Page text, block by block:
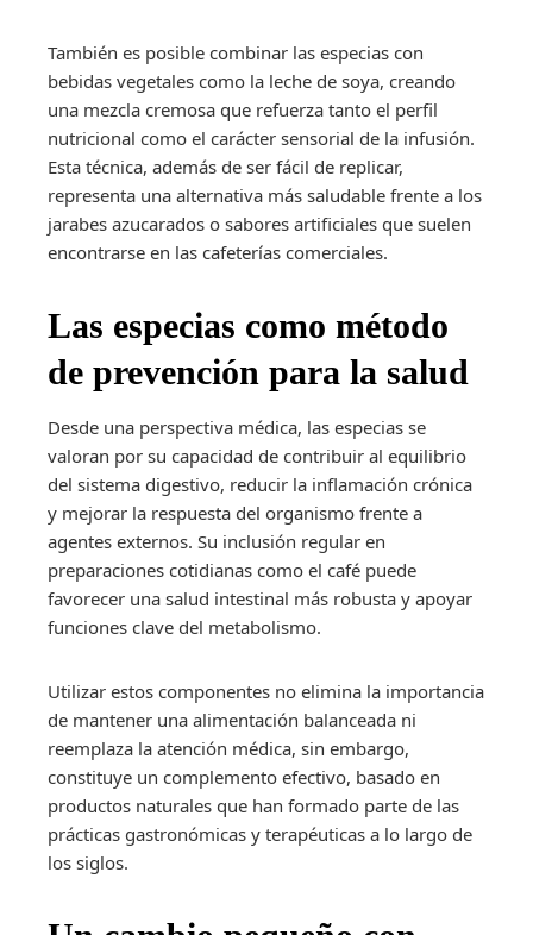
También es posible combinar las especias con
bebidas vegetales como la leche de soya, creando
una mezcla cremosa que refuerza tanto el perfil
nutricional como el carácter sensorial de la infusión.
Esta técnica, además de ser fácil de replicar,
representa una alternativa más saludable frente a los
jarabes azucarados o sabores artificiales que suelen
encontrarse en las cafeterías comerciales.
Las especias como método
de prevención para la salud
Desde una perspectiva médica, las especias se
valoran por su capacidad de contribuir al equilibrio
del sistema digestivo, reducir la inflamación crónica
y mejorar la respuesta del organismo frente a
agentes externos. Su inclusión regular en
preparaciones cotidianas como el café puede
favorecer una salud intestinal más robusta y apoyar
funciones clave del metabolismo.
Utilizar estos componentes no elimina la importancia
de mantener una alimentación balanceada ni
reemplaza la atención médica, sin embargo,
constituye un complemento efectivo, basado en
productos naturales que han formado parte de las
prácticas gastronómicas y terapéuticas a lo largo de
los siglos.